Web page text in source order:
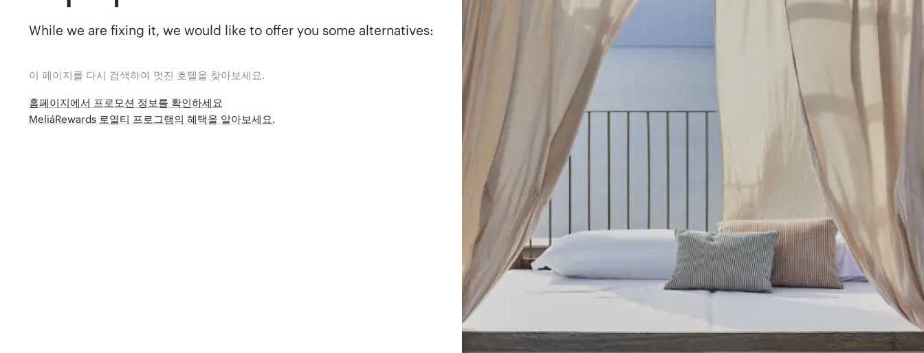
While we are fixing it, we would like to offer you some alternatives:
이 페이지를 다시 검색하여 멋진 호텔을 찾아보세요.
홈페이지에서 프로모션 정보를 확인하세요
MeliáRewards 로열티 프로그램의 혜택을 알아보세요.